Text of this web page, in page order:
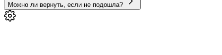
Можно ли вернуть, если не подошла?